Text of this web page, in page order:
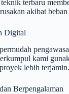
terbaru
akibat
Digital
kami
lebih terjamin.
Berpengalaman